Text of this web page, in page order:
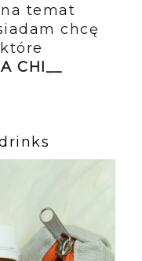
temat
chcę
CHI__